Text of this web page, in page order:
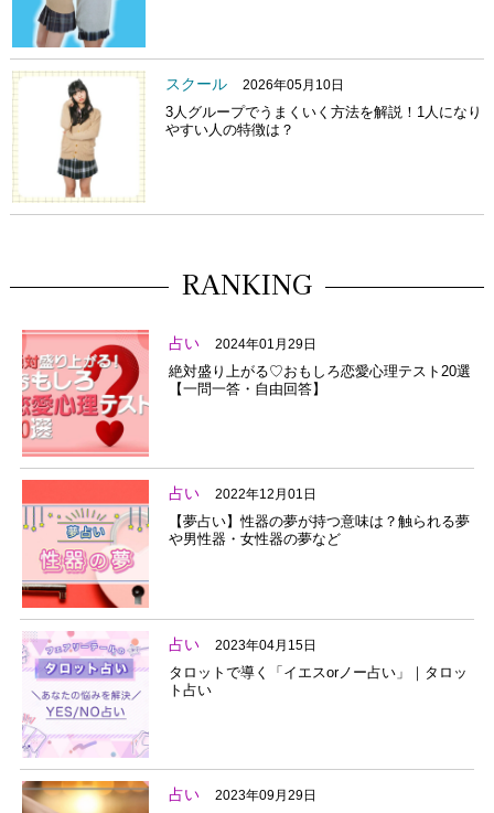
スクール 2026年05月10日
3人グループでうまくいく方法を解説！1人になり
やすい人の特徴は？
RANKING
占い 2024年01月29日
絶対盛り上がる♡おもしろ恋愛心理テスト20選
【一問一答・自由回答】
占い 2022年12月01日
【夢占い】性器の夢が持つ意味は？触られる夢
や男性器・女性器の夢など
占い 2023年04月15日
タロットで導く「イエスorノー占い」｜タロッ
ト占い
占い 2023年09月29日